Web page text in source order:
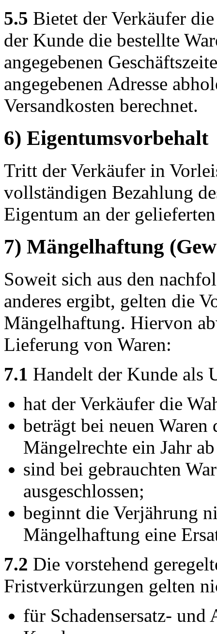
5.5 Bietet der Verkäufer
der Kunde die bestellte
angegebenen
angegebenen Adresse
Versandkosten berechnet.
6) Eigentumsvorbehalt
Tritt der Verkäufer in
vollständigen Bezahlung
Eigentum an der
7) Mängelhaftung
Soweit sich aus den
anderes ergibt, gelten die
Mängelhaftung. Hiervon
Lieferung von Waren:
7.1 Handelt der Kunde als
hat der Verkäufer die
beträgt bei neuen
Mängelrechte ein Jahr
sind bei gebrauchten
ausgeschlossen;
beginnt die Verjährung
Mängelhaftung eine
7.2 Die vorstehend
Fristverkürzungen gelten
für Schadensersatz- und